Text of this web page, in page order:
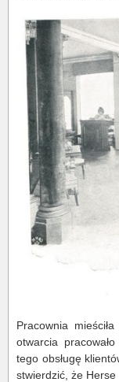
Pracownia
otwarcia
tego obsługę
stwierdzić, że Herse